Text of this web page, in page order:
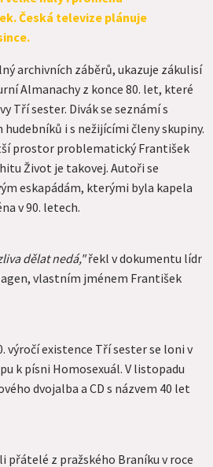
Česká televize plánuje
archivních záběrů, ukazuje zákulisí
Almanachy z konce 80. let, které
Tří sester. Divák se seznámí s
i s nežijícími členy skupiny.
prostor problematický František
Život je takovej. Autoři se
eskapádám, kterými byla kapela
v 90. letech.
dělat nedá,"řekl v dokumentu lídr
vlastním jménem František
výročí existence Tří sester se loni v
k písni Homosexuál. V listopadu
dvojalba a CD s názvem 40 let
přátelé z pražského Braníku v roce